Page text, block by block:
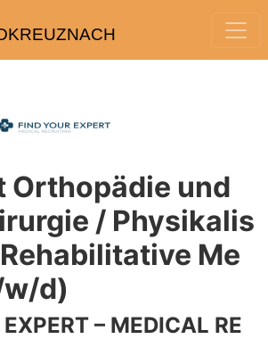
Orthopädie und
/ Physikalis
Me
d)
– MEDICAL RE